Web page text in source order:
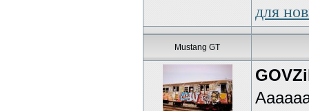
для
Mustang GT